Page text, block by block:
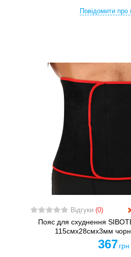
Повідомити про
Відгуки(0)
Пояс для схуднення
115смх28смх3мм
367 грн